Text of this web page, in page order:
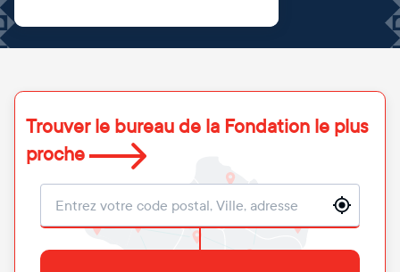
Trouver le bureau de la Fondation le plus
proche
Localisation